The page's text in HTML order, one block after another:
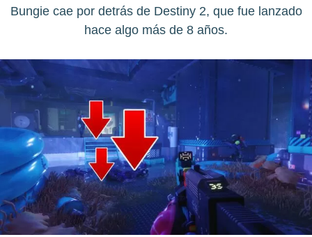
Bungie cae por detrás de Destiny 2, que fue lanzado
hace algo más de 8 años.